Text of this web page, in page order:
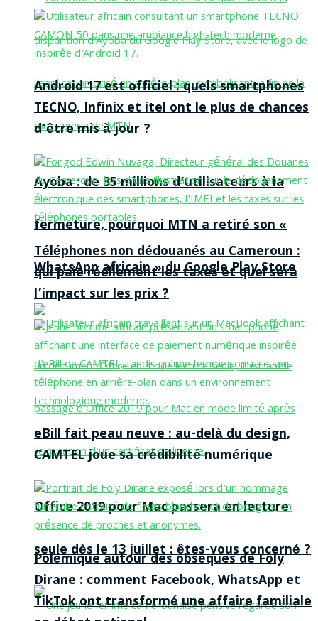
Ayoba : de 35 millions d’utilisateurs à la
fermeture, pourquoi MTN a retiré son «
WhatsApp africain » du Google Play Store
Office 2019 pour Mac passera en lecture
seule dès le 13 juillet : êtes-vous concerné ?
Android 17 est officiel : quels smartphones
TECNO, Infinix et itel ont le plus de chances
d’être mis à jour ?
Téléphones non dédouanés au Cameroun :
qui paie réellement les taxes et quel sera
l’impact sur les prix ?
eBill fait peau neuve : au-delà du design,
CAMTEL joue sa crédibilité numérique
Polémique autour des obsèques de Foly
Dirane : comment Facebook, WhatsApp et
TikTok ont transformé une affaire familiale